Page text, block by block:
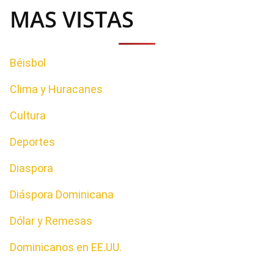
MAS VISTAS
Béisbol
Clima y Huracanes
Cultura
Deportes
Diaspora
Diáspora Dominicana
Dólar y Remesas
Dominicanos en EE.UU.